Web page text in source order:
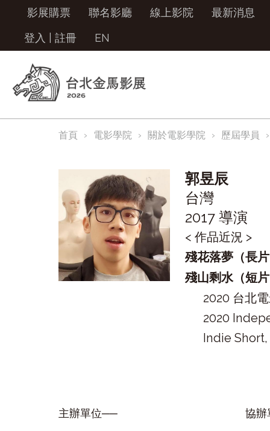
影展購票 聯名影廳 線上影院
最新消息
登入
註冊 EN
首頁 電影學院 關於電影學院 歷屆學員
郭昱辰
台灣
2017 導演
< 作品近況 >
殘花落夢（長
殘山剩水（短
2020 台北
2020
Indie
主辦單位── 協